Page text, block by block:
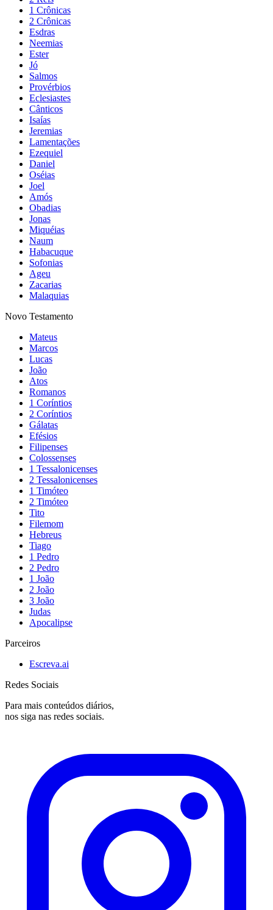
1 Crônicas
2 Crônicas
Esdras
Neemias
Ester
Jó
Salmos
Provérbios
Eclesiastes
Cânticos
Isaías
Jeremias
Lamentações
Ezequiel
Daniel
Oséias
Joel
Amós
Obadias
Jonas
Miquéias
Naum
Habacuque
Sofonias
Ageu
Zacarias
Malaquias
Novo Testamento
Mateus
Marcos
Lucas
João
Atos
Romanos
1 Coríntios
2 Coríntios
Gálatas
Efésios
Filipenses
Colossenses
1 Tessalonicenses
2 Tessalonicenses
1 Timóteo
2 Timóteo
Tito
Filemom
Hebreus
Tiago
1 Pedro
2 Pedro
1 João
2 João
3 João
Judas
Apocalipse
Parceiros
Escreva.ai
Redes Sociais
Para mais conteúdos diários,
nos siga nas redes sociais.